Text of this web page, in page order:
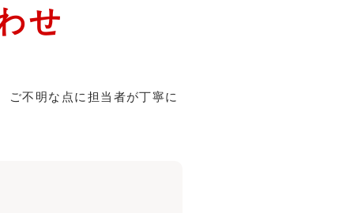
せ
ご不明な点に担当者が丁寧に